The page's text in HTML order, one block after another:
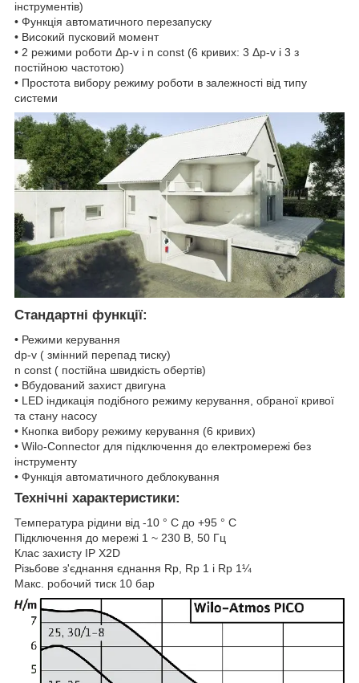
інструментів)
• Функція автоматичного перезапуску
• Високий пусковий момент
• 2 режими роботи Δp-v і n const (6 кривих: 3 Δp-v і 3 з
постійною частотою)
• Простота вибору режиму роботи в залежності від типу
системи
Стандартні функції:
• Режими керування
dp-v ( змінний перепад тиску)
n const ( постійна швидкість обертів)
• Вбудований захист двигуна
• LED індикація подібного режиму керування, обраної кривої
та стану насосу
• Кнопка вибору режиму керування (6 кривих)
• Wilo-Connector для підключення до електромережі без
інструменту
• Функція автоматичного деблокування
Технічні характеристики:
Температура рідини від -10 ° C до +95 ° C
Підключення до мережі 1 ~ 230 В, 50 Гц
Клас захисту IP X2D
Різьбове з'єднання єднання Rp, Rp 1 і Rp 1¼
Макс. робочий тиск 10 бар